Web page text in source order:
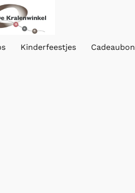
Kinderfeestjes Cadeaubon